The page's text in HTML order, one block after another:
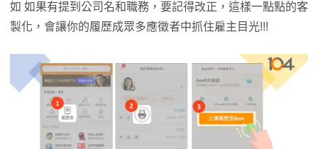
如 如果有提到公司名和職務，要記得改正，這樣一點點的客
製化，會讓你的履歷成眾多應徵者中抓住雇主目光!!!